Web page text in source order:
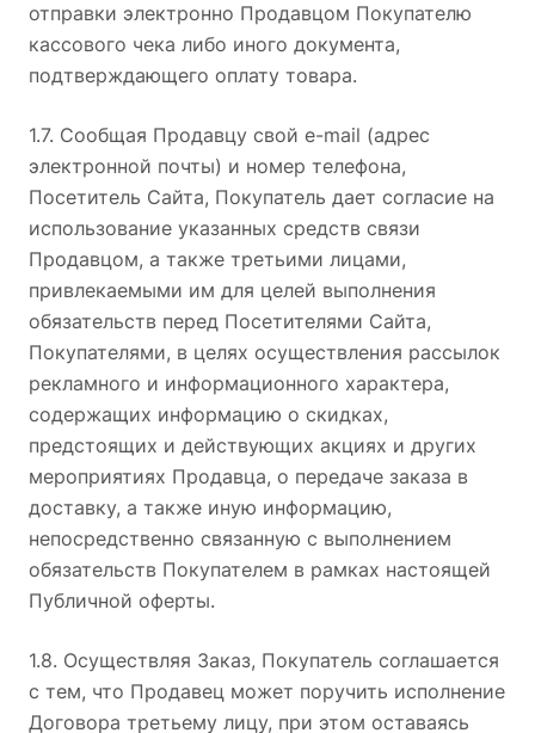
отправки электронно Продавцом Покупателю
кассового чека либо иного документа,
подтверждающего оплату товара.
1.7. Сообщая Продавцу свой e-mail (адрес
электронной почты) и номер телефона,
Посетитель Сайта, Покупатель дает согласие на
использование указанных средств связи
Продавцом, а также третьими лицами,
привлекаемыми им для целей выполнения
обязательств перед Посетителями Сайта,
Покупателями, в целях осуществления рассылок
рекламного и информационного характера,
содержащих информацию о скидках,
предстоящих и действующих акциях и других
мероприятиях Продавца, о передаче заказа в
доставку, а также иную информацию,
непосредственно связанную с выполнением
обязательств Покупателем в рамках настоящей
Публичной оферты.
1.8. Осуществляя Заказ, Покупатель соглашается
с тем, что Продавец может поручить исполнение
Договора третьему лицу, при этом оставаясь